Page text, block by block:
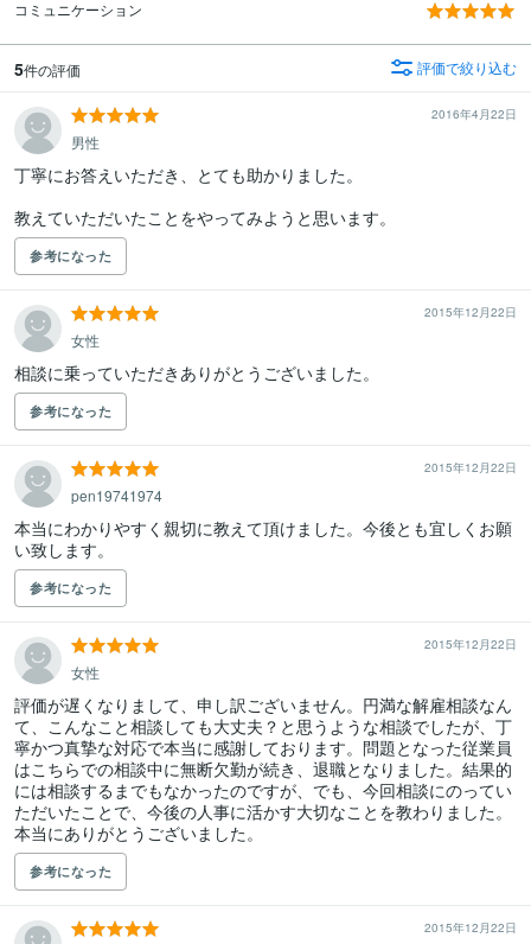
コミュニケーション
5件の評価 評価で絞り込む
2016年4月22日
男性
丁寧にお答えいただき、とても助かりました。
教えていただいたことをやってみようと思います。
参考になった
2015年12月22日
女性
相談に乗っていただきありがとうございました。
参考になった
2015年12月22日
pen19741974
本当にわかりやすく親切に教えて頂けました。今後とも宜しくお願
い致します。
参考になった
2015年12月22日
女性
評価が遅くなりまして、申し訳ございません。円満な解雇相談なん
て、こんなこと相談しても大丈夫？と思うような相談でしたが、丁
寧かつ真摯な対応で本当に感謝しております。問題となった従業員
はこちらでの相談中に無断欠勤が続き、退職となりました。結果的
には相談するまでもなかったのですが、でも、今回相談にのってい
ただいたことで、今後の人事に活かす大切なことを教わりました。
本当にありがとうございました。
参考になった
2015年12月22日